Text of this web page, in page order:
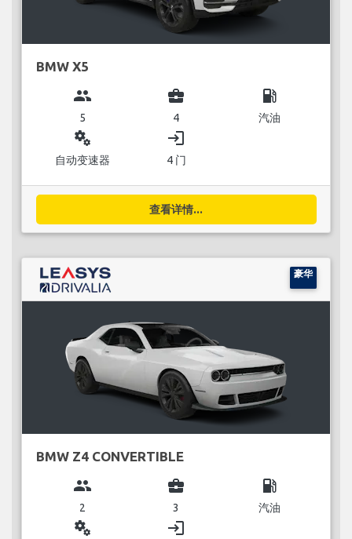
BMW X5
group
5
business_center
4
local_gas_station
汽油
miscellaneous_services
自动变速器
login
4 门
查看详情...
豪华
BMW Z4 CONVERTIBLE
group
2
business_center
3
local_gas_station
汽油
miscellaneous_services login